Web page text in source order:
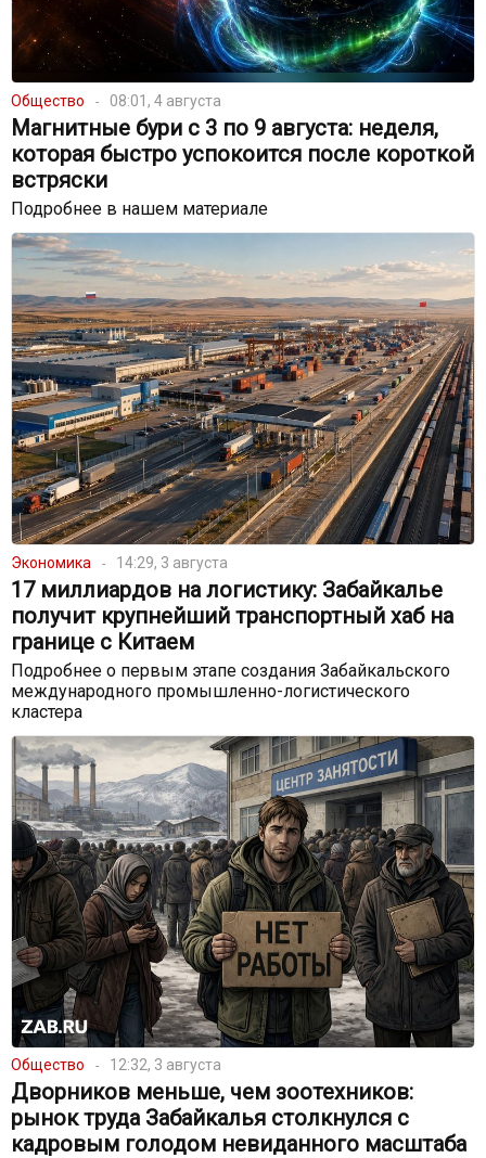
Общество 08:01, 4 августа
Магнитные бури с 3 по 9 августа: неделя,
которая быстро успокоится после короткой
встряски
Подробнее в нашем материале
Экономика 14:29, 3 августа
17 миллиардов на логистику: Забайкалье
получит крупнейший транспортный хаб на
границе с Китаем
Подробнее о первым этапе создания Забайкальского
международного промышленно-логистического
кластера
Общество 12:32, 3 августа
Дворников меньше, чем зоотехников:
рынок труда Забайкалья столкнулся с
кадровым голодом невиданного масштаба